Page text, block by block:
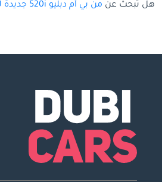
هل تبحث عن من بي أم دبليو 520i جديدة للبيع في رأس الخيمة